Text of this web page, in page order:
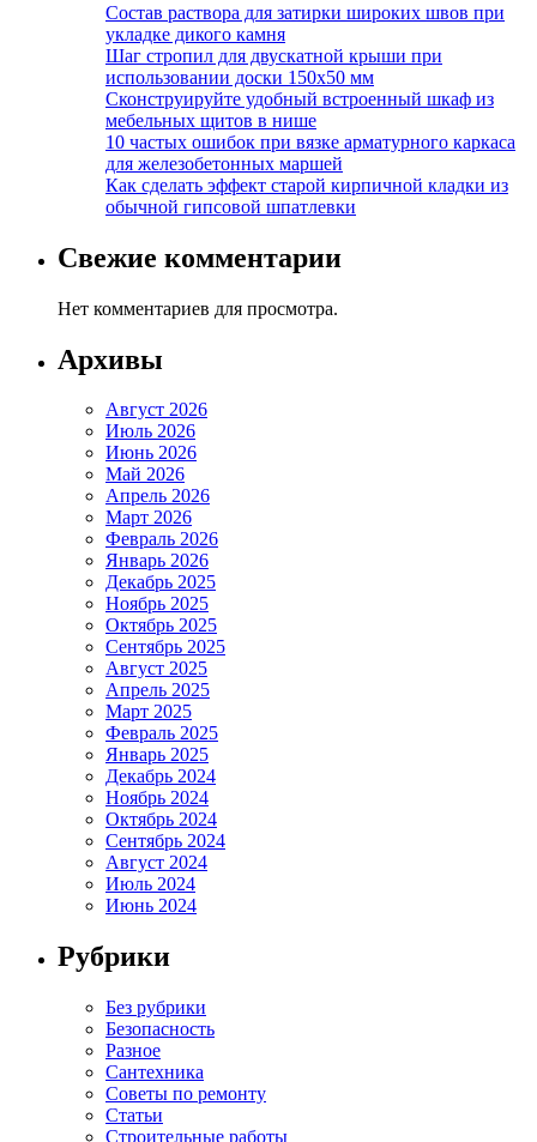
Состав раствора для затирки широких швов при
укладке дикого камня
Шаг стропил для двускатной крыши при
использовании доски 150х50 мм
Сконструируйте удобный встроенный шкаф из
мебельных щитов в нише
10 частых ошибок при вязке арматурного каркаса
для железобетонных маршей
Как сделать эффект старой кирпичной кладки из
обычной гипсовой шпатлевки
Свежие комментарии
Нет комментариев для просмотра.
Архивы
Август 2026
Июль 2026
Июнь 2026
Май 2026
Апрель 2026
Март 2026
Февраль 2026
Январь 2026
Декабрь 2025
Ноябрь 2025
Октябрь 2025
Сентябрь 2025
Август 2025
Апрель 2025
Март 2025
Февраль 2025
Январь 2025
Декабрь 2024
Ноябрь 2024
Октябрь 2024
Сентябрь 2024
Август 2024
Июль 2024
Июнь 2024
Рубрики
Без рубрики
Безопасность
Разное
Сантехника
Советы по ремонту
Статьи
Строительные работы